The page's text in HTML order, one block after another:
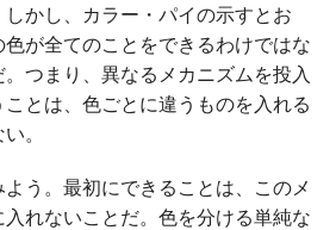
かし、カラー・パイの示すとお
が全てのことをできるわけではな
つまり、異なるメカニズムを投入
とは、色ごとに違うものを入れる
。
う。最初にできることは、このメ
れないことだ。色を分ける単純な